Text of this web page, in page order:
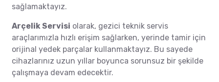
sağlamaktayız.
Arçelik Servisi olarak, gezici teknik servis
araçlarımızla hızlı erişim sağlarken, yerinde tamir için
orijinal yedek parçalar kullanmaktayız. Bu sayede
cihazlarınız uzun yıllar boyunca sorunsuz bir şekilde
çalışmaya devam edecektir.